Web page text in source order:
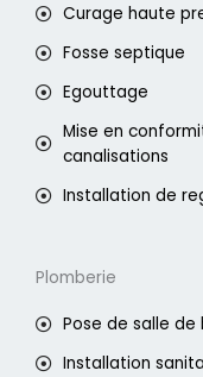
Curage haute
Fosse septique
Egouttage
Mise en
canalisations
Installation de
Plomberie
Pose de salle de
Installation